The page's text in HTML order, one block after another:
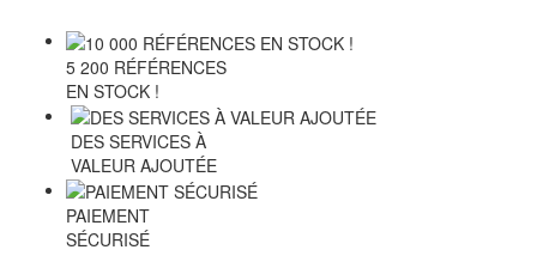
5 200 RÉFÉRENCES
EN STOCK !
DES SERVICES À
VALEUR AJOUTÉE
PAIEMENT
SÉCURISÉ